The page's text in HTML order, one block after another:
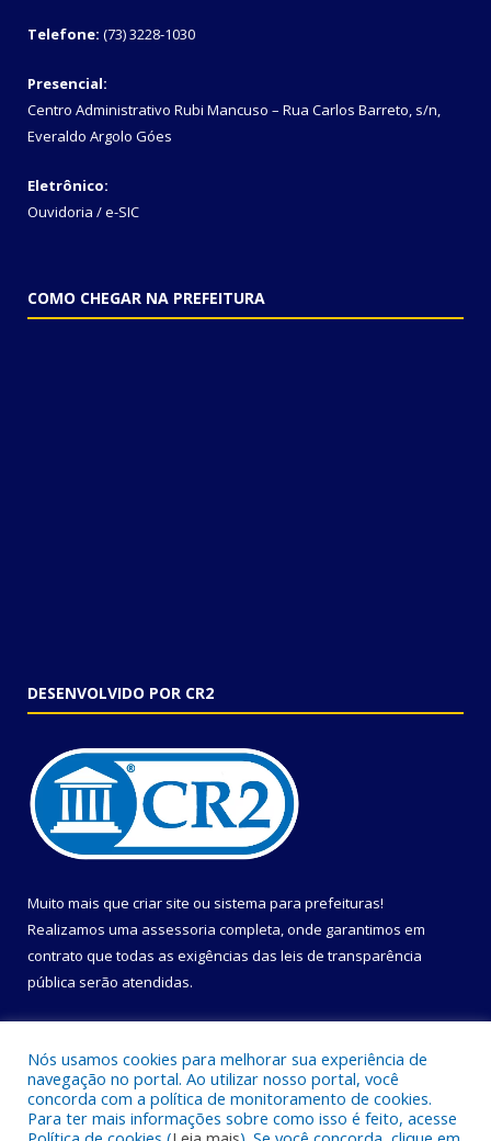
Telefone: (73) 3228-1030
Presencial:
Centro Administrativo Rubi Mancuso – Rua Carlos Barreto, s/n,
Everaldo Argolo Góes
Eletrônico:
Ouvidoria /e-SIC
COMO CHEGAR NA PREFEITURA
DESENVOLVIDO POR CR2
Muito mais que criar site ou sistema para prefeituras!
Realizamos uma assessoria completa, onde garantimos em
contrato que todas as exigências das leis de transparência
pública serão atendidas.
Nós usamos cookies para melhorar sua experiência de
navegação no portal. Ao utilizar nosso portal, você
concorda com a política de monitoramento de cookies.
Para ter mais informações sobre como isso é feito, acesse